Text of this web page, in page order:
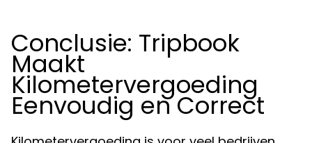
Conclusie: Tripbook
Maakt
Kilometervergoeding
Eenvoudig en Correct